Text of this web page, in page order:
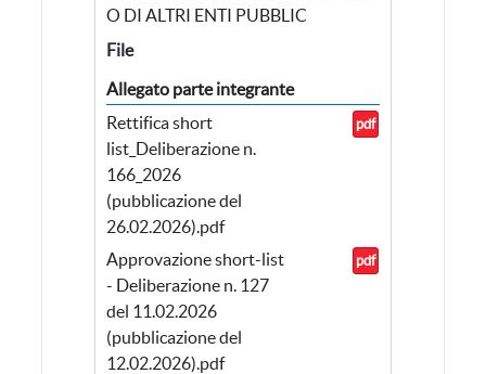
O DI ALTRI ENTI PUBBLIC
File
Allegato parte integrante
Rettifica short
list_Deliberazione n.
166_2026
(pubblicazione del
26.02.2026).pdf
pdf
Approvazione short-list
- Deliberazione n. 127
del 11.02.2026
(pubblicazione del
12.02.2026).pdf
pdf